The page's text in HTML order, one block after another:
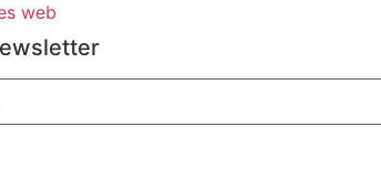
web